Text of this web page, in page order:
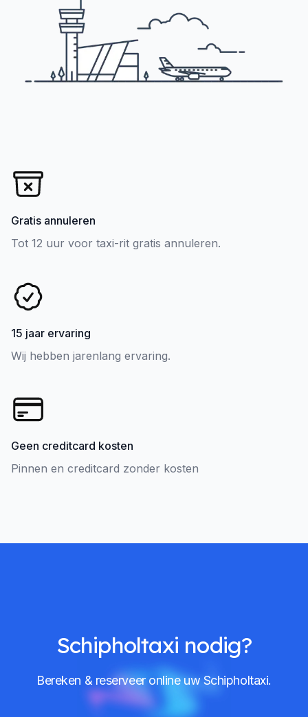
Gratis annuleren
Tot 12 uur voor taxi-rit gratis annuleren.
15 jaar ervaring
Wij hebben jarenlang ervaring.
Geen creditcard kosten
Pinnen en creditcard zonder kosten
Schipholtaxi nodig?
Bereken & reserveer online uw Schipholtaxi.